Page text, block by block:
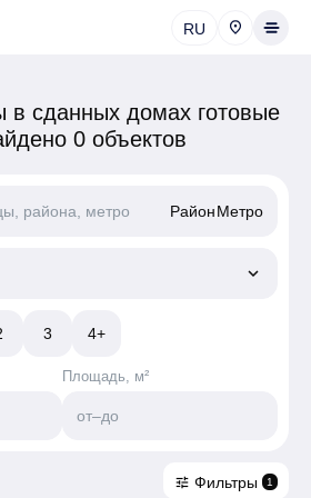
RU
в сданных домах готовые
0 объектов
РайонМетро
keyboard_arrow_down
3 4+
Площадь, м²
от–до
tune Фильтры 1